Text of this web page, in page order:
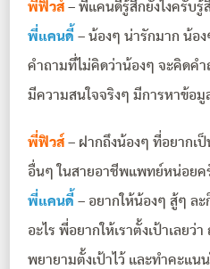
พี่ฟิวส์ – พี่แคนดี้รู้สึกยังไงครับรู้
พี่แคนดี้ – น้องๆ น่ารักมาก น้อ
คำถามที่ไม่คิดว่าน้องๆ จะคิดค
มีความสนใจจริงๆ มีการหาข้อมู
พี่ฟิวส์ – ฝากถึงน้องๆ ที่อยากเ
อื่นๆ ในสายอาชีพแพทย์หน่อยค
พี่แคนดี้ – อยากให้น้องๆ สู้ๆ ละ
อะไร พี่อยากให้เราตั้งเป้าเลยว่า
พยายามตั้งเป้าไว้ และทำคะแน